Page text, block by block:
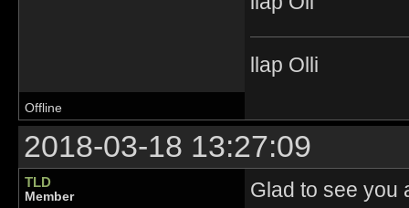
llap Olli
Offline
2018-03-18 13:27:09
TLD
Member
Glad to see you